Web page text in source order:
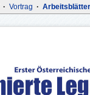
· Vortrag · Arbeitsblätter